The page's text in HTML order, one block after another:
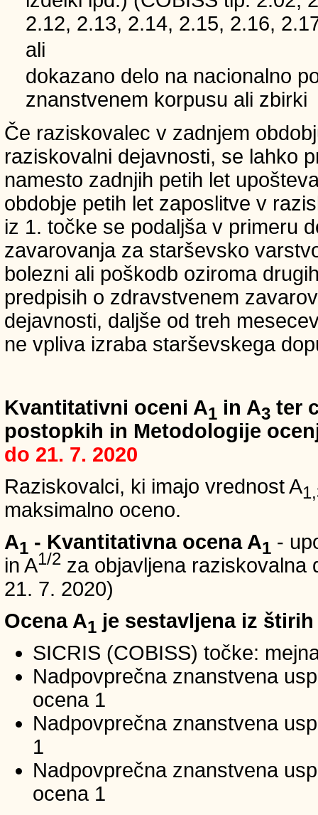
2.12, 2.13, 2.14, 2.15, 2.16,
ali
dokazano delo na nacionalno
znanstvenem korpusu ali zbirki
Če raziskovalec v zadnjem
raziskovalni dejavnosti, se lahko
namesto zadnjih petih let
obdobje petih let zaposlitve v
iz 1. točke se podaljša v primeru
zavarovanja za starševsko
bolezni ali poškodb oziroma
predpisih o zdravstvenem
dejavnosti, daljše od treh
ne vpliva izraba starševskega
Kvantitativni oceni A1 in A3 ter
postopkih in Metodologije
do 21. 7. 2020
Raziskovalci, ki imajo vrednost A
maksimalno oceno.
A1 - Kvantitativna ocena A1 -
in A1/2 za objavljena raziskovalna
21. 7. 2020)
Ocena A1 je sestavljena iz
SICRIS (COBISS) točke:
Nadpovprečna znanstvena
ocena 1
Nadpovprečna znanstvena
1
Nadpovprečna znanstvena
ocena 1